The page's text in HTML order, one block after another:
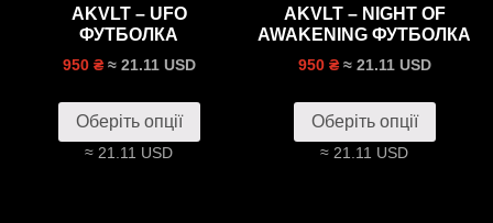
AKVLT – UFO
ФУТБОЛКА
950 ₴ ≈ 21.11 USD
Оберіть опції
≈ 21.11 USD
AKVLT – NIGHT OF
AWAKENING ФУТБОЛКА
950 ₴ ≈ 21.11 USD
Оберіть опції
≈ 21.11 USD